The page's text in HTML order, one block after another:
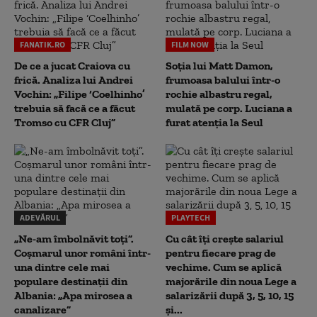
FANATIK.RO
De ce a jucat Craiova cu
frică. Analiza lui Andrei
Vochin: „Filipe ‘Coelhinho’
trebuia să facă ce a făcut
Tromso cu CFR Cluj”
FILM NOW
Soția lui Matt Damon,
frumoasa balului într-o
rochie albastru regal,
mulată pe corp. Luciana a
furat atenția la Seul
ADEVĂRUL
„Ne-am îmbolnăvit toți”.
Coșmarul unor români într-
una dintre cele mai
populare destinații din
Albania: „Apa mirosea a
canalizare”
PLAYTECH
Cu cât îți crește salariul
pentru fiecare prag de
vechime. Cum se aplică
majorările din noua Lege a
salarizării după 3, 5, 10, 15
și...